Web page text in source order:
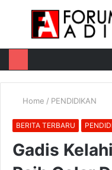
Menu
Home / PENDIDIKAN
BERITA TERBARU
Gadis